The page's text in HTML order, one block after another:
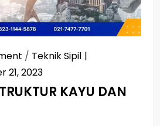
/ Teknik Sipil
21, 2023
KAYU DAN